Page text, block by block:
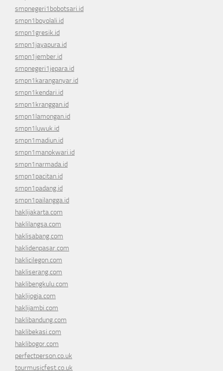
smpnegeri1bobotsari.id
smpn1boyolali.id
smpn1gresik.id
smpn1jayapura.id
smpn1jember.id
smpnegeri1jepara.id
smpn1karanganyar.id
smpn1kendari.id
smpn1kranggan.id
smpn1lamongan.id
smpn1luwuk.id
smpn1madiun.id
smpn1manokwari.id
smpn1narmada.id
smpn1pacitan.id
smpn1padang.id
smpn1pailangga.id
haklijakarta.com
haklilangsa.com
haklisabang.com
haklidenpasar.com
haklicilegon.com
hakliserang.com
haklibengkulu.com
haklijogja.com
haklijambi.com
haklibandung.com
haklibekasi.com
haklibogor.com
perfectperson.co.uk
tourmusicfest.co.uk